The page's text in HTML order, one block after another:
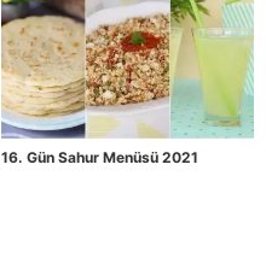
16. Gün Sahur Menüsü 2021